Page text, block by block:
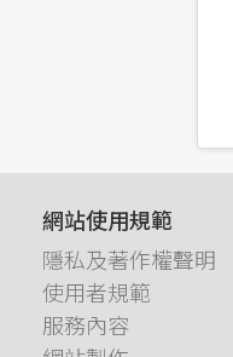
網站使用規範
隱私及著作權聲明
使用者規範
服務內容